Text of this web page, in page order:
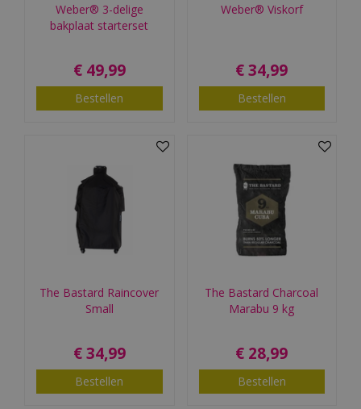
Weber® 3-delige
bakplaat starterset
€ 49,99
Bestellen
Weber® Viskorf
€ 34,99
Bestellen
The Bastard Raincover
Small
€ 34,99
Bestellen
The Bastard Charcoal
Marabu 9 kg
€ 28,99
Bestellen